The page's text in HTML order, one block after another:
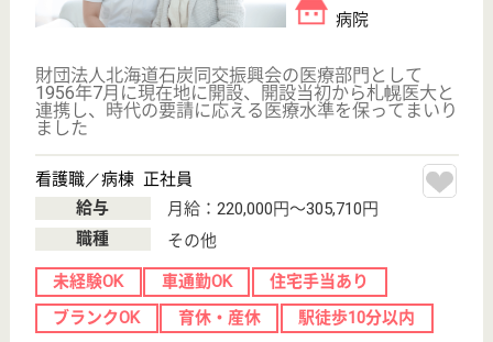
い
保有資格 必須
初任者研修
介護福祉士
ケアマネジャー
OT その他・なし
次のステップへ
誕生年 必須